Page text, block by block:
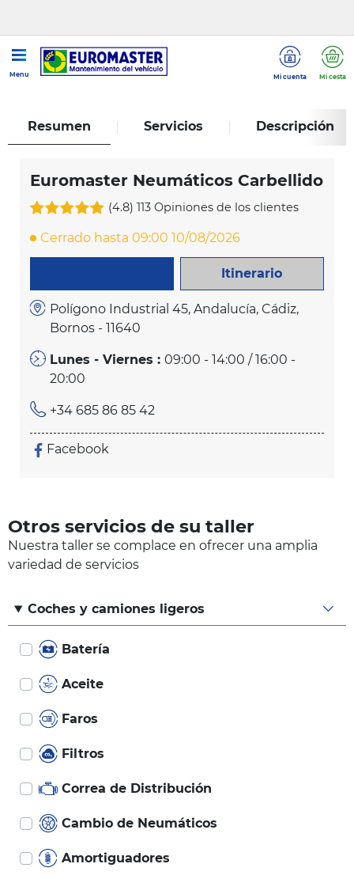
Menu Mi cuenta Mi cesta
Euromaster Neumáticos Carbellido
Resumen Servicios Descripción
Euromaster Neumáticos Carbellido
(4.8) 113 Opiniones de los clientes
Cerrado hasta 09:00 10/08/2026
Itinerario
Polígono Industrial 45, Andalucía, Cádiz,
Bornos - 11640
Lunes - Viernes :09:00 - 14:00 / 16:00 -
20:00
+34 685 86 85 42
Facebook
Otros servicios de su taller
Nuestra taller se complace en ofrecer una amplia
variedad de servicios
Coches y camiones ligeros
Batería
Aceite
Faros
Filtros
Correa de Distribución
Cambio de Neumáticos
Amortiguadores